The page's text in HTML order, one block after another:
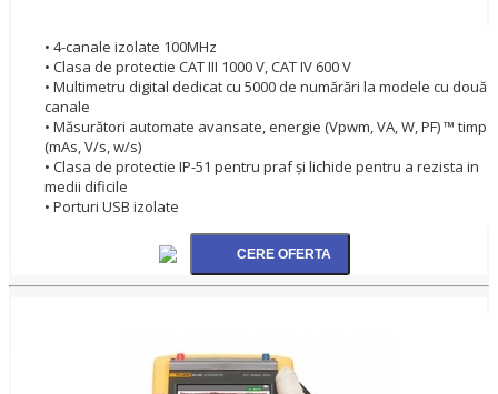
• 4-canale izolate 100MHz
• Clasa de protectie CAT III 1000 V, CAT IV 600 V
• Multimetru digital dedicat cu 5000 de numărări la modele cu două
canale
• Măsurători automate avansate, energie (Vpwm, VA, W, PF) ™ timp
(mAs, V/s, w/s)
• Clasa de protectie IP-51 pentru praf şi lichide pentru a rezista in
medii dificile
• Porturi USB izolate